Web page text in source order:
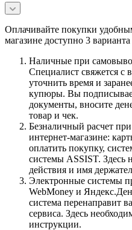
Оплачивайте покупки
магазине доступно 3
Наличные при
Специалист свяжется с
уточнить время и
купюры. Вы
документы, вносите
товар и чек.
Безналичный расчет
интернет-магазине:
оплатить покупку,
системы ASSIST. Здесь
действия и имя
Электронные системы
WebMoney и
система перенаправит
сервиса. Здесь
инструкции.